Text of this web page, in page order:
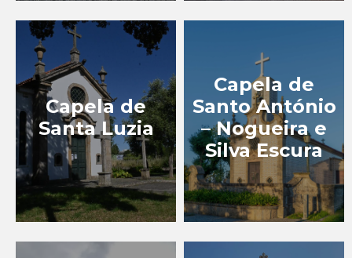
Capela de
Santa Luzia
Capela de
Santo António
– Nogueira e
Silva Escura